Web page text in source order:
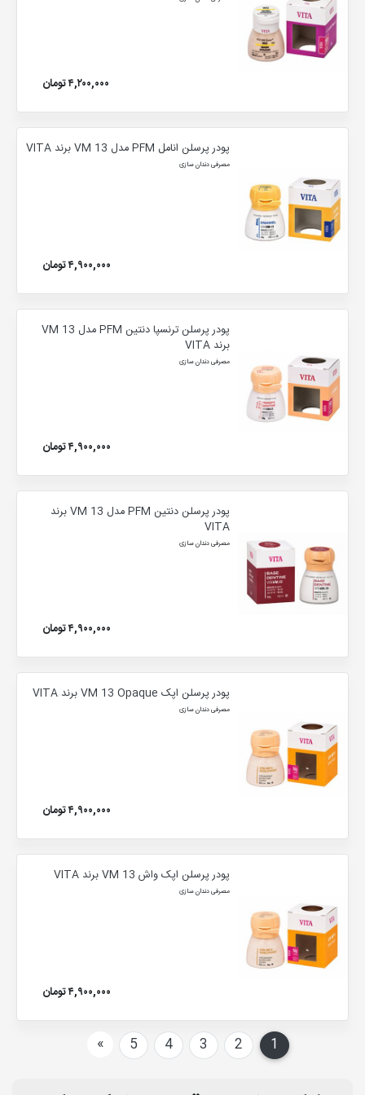
۴,۲۰۰,۰۰۰ تومان
پودر پرسلن انامل PFM مدل VM 13 برند VITA
مصرفی دندان سازی
۴,۹۰۰,۰۰۰ تومان
پودر پرسلن ترنسپا دنتین PFM مدل VM 13
برند VITA
مصرفی دندان سازی
۴,۹۰۰,۰۰۰ تومان
پودر پرسلن دنتین PFM مدل VM 13 برند
VITA
مصرفی دندان سازی
۴,۹۰۰,۰۰۰ تومان
پودر پرسلن اپک VM 13 Opaque برند VITA
مصرفی دندان سازی
۴,۹۰۰,۰۰۰ تومان
پودر پرسلن اپک واش VM 13 برند VITA
مصرفی دندان سازی
۴,۹۰۰,۰۰۰ تومان
1
2
3
4
5
»